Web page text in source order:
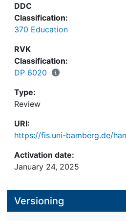
DDC
Classification:
370 Education
RVK
Classification:
DP 6020
Type:
Review
URI:
https://fis.uni-bamberg.de/
Activation date:
January 24, 2025
Versioning